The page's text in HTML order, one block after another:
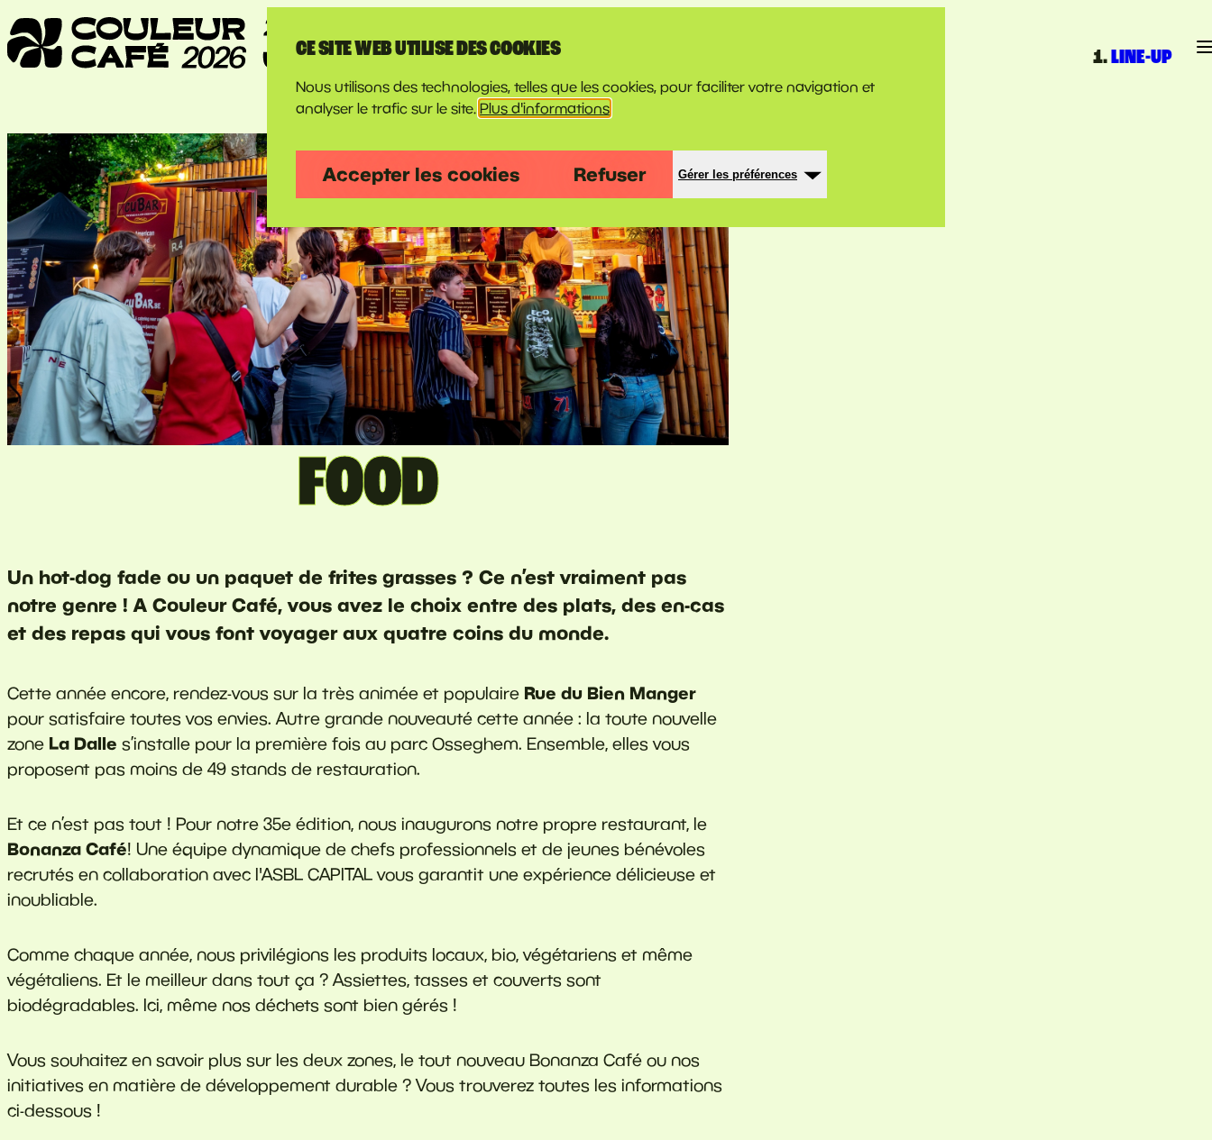
LINE-UP
FOOD
Un hot-dog fade ou un paquet de frites grasses ? Ce n’est vraiment pas
notre genre ! A Couleur Café, vous avez le choix entre des plats, des en-cas
et des repas qui vous font voyager aux quatre coins du monde.
Cette année encore, rendez-vous sur la très animée et populaire Rue du Bien Manger
pour satisfaire toutes vos envies. Autre grande nouveauté cette année : la toute nouvelle
zone La Dalle s’installe pour la première fois au parc Osseghem. Ensemble, elles vous
proposent pas moins de 49 stands de restauration.
Et ce n’est pas tout ! Pour notre 35e édition, nous inaugurons notre propre restaurant, le
Bonanza Café! Une équipe dynamique de chefs professionnels et de jeunes bénévoles
recrutés en collaboration avec l'ASBL CAPITAL vous garantit une expérience délicieuse et
inoubliable.
Comme chaque année, nous privilégions les produits locaux, bio, végétariens et même
végétaliens. Et le meilleur dans tout ça ? Assiettes, tasses et couverts sont
biodégradables. Ici, même nos déchets sont bien gérés !
Vous souhaitez en savoir plus sur les deux zones, le tout nouveau Bonanza Café ou nos
initiatives en matière de développement durable ? Vous trouverez toutes les informations
ci-dessous !
CE SITE WEB UTILISE DES COOKIES
Nous utilisons des technologies, telles que les cookies, pour faciliter votre navigation et
analyser le trafic sur le site. Plus d'informations
Accepter les cookies Refuser Gérer les préférences